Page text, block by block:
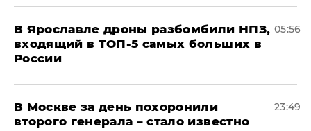
В Ярославле дроны разбомбили НПЗ,
входящий в ТОП-5 самых больших в
России
05:56
В Москве за день похоронили
второго генерала – стало известно
23:49